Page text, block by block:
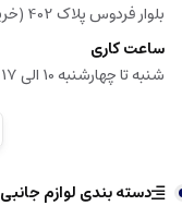
بلوار فردوس پلاک 402 (خرید به صورت حضوری امکان پذیر نیست)
ساعت کاری
شنبه تا چهارشنبه 10 الی 17
دسته بندی لوازم جانبی